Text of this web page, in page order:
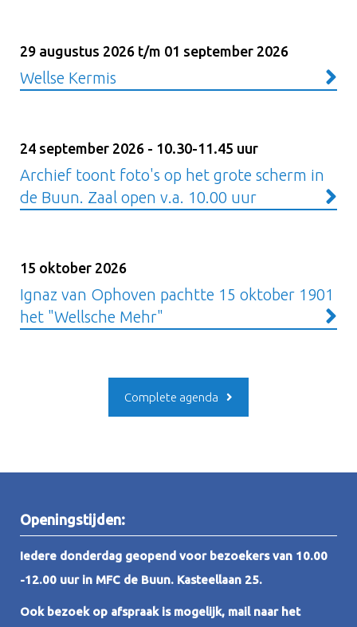
29 augustus 2026 t/m 01 september 2026
Wellse Kermis
24 september 2026 - 10.30-11.45 uur
Archief toont foto's op het grote scherm in
de Buun. Zaal open v.a. 10.00 uur
15 oktober 2026
Ignaz van Ophoven pachtte 15 oktober 1901
het "Wellsche Mehr"
Complete agenda
Openingstijden:
Iedere donderdag geopend voor bezoekers van 10.00
-12.00 uur in MFC de Buun. Kasteellaan 25.
Ook bezoek op afspraak is mogelijk, mail naar het